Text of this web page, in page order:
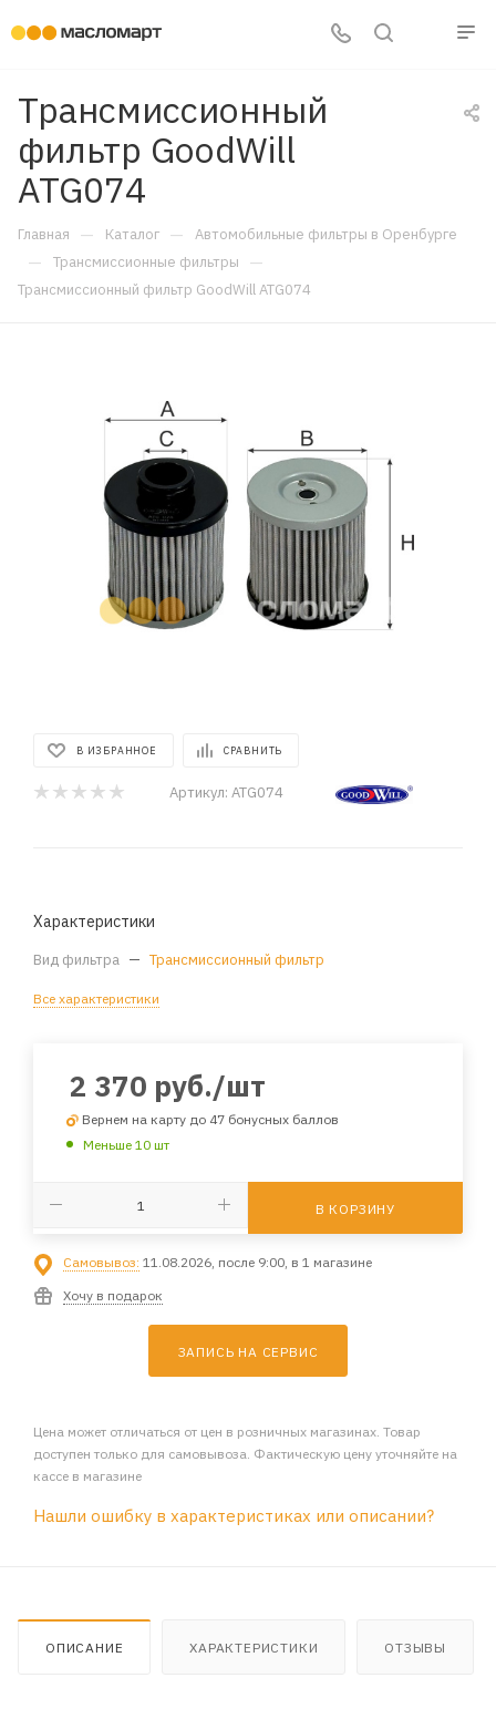
Трансмиссионный
фильтр GoodWill
ATG074
Главная — Каталог — Автомобильные фильтры в Оренбурге
— Трансмиссионные фильтры —
Трансмиссионный фильтр GoodWill ATG074
В ИЗБРАННОЕ СРАВНИТЬ
Артикул: ATG074
Характеристики
Вид фильтра — Трансмиссионный фильтр
Все характеристики
2 370 руб./шт
Вернем на карту до 47 бонусных баллов
Меньше 10 шт
В КОРЗИНУ
Самовывоз: 11.08.2026, после 9:00, в 1 магазине
Хочу в подарок
ЗАПИСЬ НА СЕРВИС
Цена может отличаться от цен в розничных магазинах. Товар
доступен только для самовывоза. Фактическую цену уточняйте на
кассе в магазине
Нашли ошибку в характеристиках или описании?
ОПИСАНИЕ ХАРАКТЕРИСТИКИ ОТЗЫВЫ